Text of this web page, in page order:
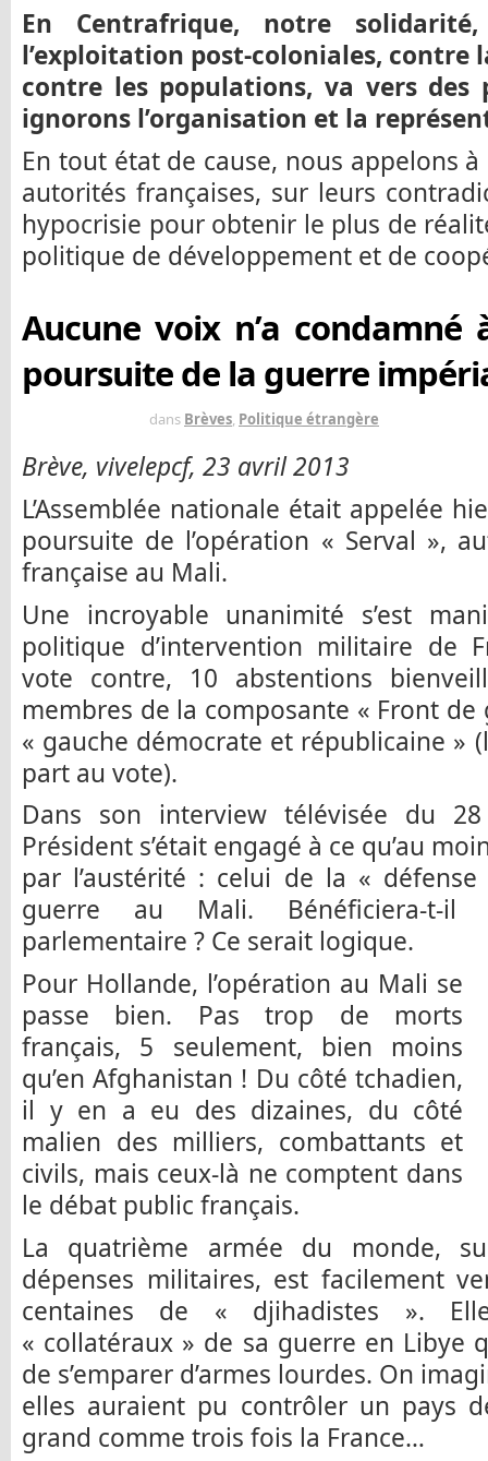
En Centrafrique, notre
l’exploitation post-coloniales, contre
contre les populations, va vers des
ignorons l’organisation et la
En tout état de cause, nous appelons
autorités françaises, sur leurs
hypocrisie pour obtenir le plus de
politique de développement et de
Aucune voix n’a condamné
poursuite de la guerre
dans Brèves, Politique étrangère
Brève, vivelepcf, 23 avril 2013
L’Assemblée nationale était appelée
poursuite de l’opération « Serval »,
française au Mali.
Une incroyable unanimité s’est
politique d’intervention militaire de
vote contre, 10 abstentions
membres de la composante « Front
« gauche démocrate et républicaine »
part au vote).
Dans son interview télévisée du
Président s’était engagé à ce qu’au
par l’austérité : celui de la «
guerre au Mali. Bénéficiera-t-il
parlementaire ? Ce serait logique.
Pour Hollande, l’opération au Mali se
passe bien. Pas trop de morts
français, 5 seulement, bien moins
qu’en Afghanistan ! Du côté tchadien,
il y en a eu des dizaines, du côté
malien des milliers, combattants et
civils, mais ceux-là ne comptent dans
le débat public français.
La quatrième armée du monde,
dépenses militaires, est facilement
centaines de « djihadistes ».
« collatéraux » de sa guerre en Libye
de s’emparer d’armes lourdes. On
elles auraient pu contrôler un pays
grand comme trois fois la France…